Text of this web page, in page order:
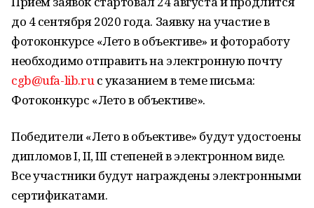
до 4 сентября 2020 года. Заявку на участие в
фотоконкурсе «Лето в объективе» и фотоработу
необходимо отправить на электронную почту
cgb@ufa-lib.ruс указанием в теме письма:
Фотоконкурс «Лето в объективе».
Победители «Лето в объективе» будут удостоены
дипломов I, II, III степеней в электронном виде.
Все участники будут награждены электронными
сертификатами.